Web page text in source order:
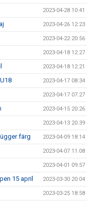
2023-04-28 10:41
2023-04-26 12:23
2023-04-22 20:56
2023-04-18 12:27
2023-04-18 12:21
2023-04-17 08:34
2023-04-17 07:27
2023-04-15 20:26
2023-04-13 20:39
färg 2023-04-09 18:14
2023-04-07 11:08
2023-04-01 09:57
15 april 2023-03-30 20:04
2023-03-25 18:58